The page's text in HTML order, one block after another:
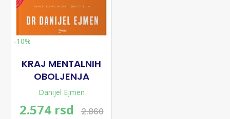
-10%
KRAJ MENTALNIH
OBOLJENJA
Danijel Ejmen
2.574 rsd
2.860